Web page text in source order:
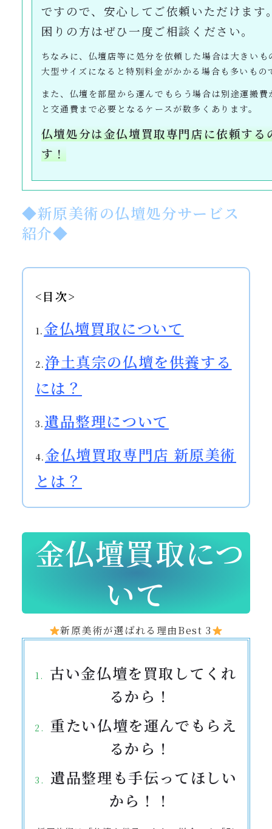
ですので、安心してご依頼いただけま
困りの方はぜひ一度ご相談ください。
ちなみに、仏壇店等に処分を依頼した場合は大きい
大型サイズになると特別料金がかかる場合も多いもの
また、仏壇を部屋から運んでもらう場合は別途運搬
と交通費まで必要となるケースが数多くあります。
仏壇処分は金仏壇買取専門店に依頼す
す！
◆新原美術の仏壇処分サービス
紹介◆
<目次>
1.金仏壇買取について
2.浄土真宗の仏壇を供養する
には？
3. 遺品整理について
4.金仏壇買取専門店 新原美術
とは？
金仏壇買取につ
いて
新原美術が選ばれる理由Best 3
古い金仏壇を買取してくれ
るから！
重たい仏壇を運んでもらえ
るから！
遺品整理も手伝ってほしい
から！！